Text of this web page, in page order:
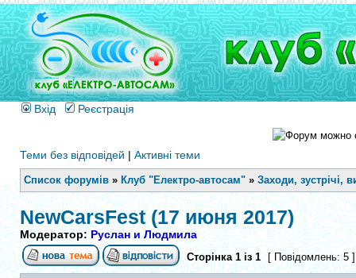
Вхід Реєстрація
Теми без відповідей | Активні теми
Список форумів » Клуб "Електро-автосам" » Заходи, зустрічі,
NewCarsFest (17 июня 2017)
Модератор:Руслан и Людмила
Сторінка 1із1 [ Повідомлень: 5